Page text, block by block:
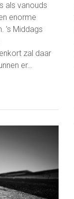
als vanouds
enorme
’s Middags
zal daar
er…